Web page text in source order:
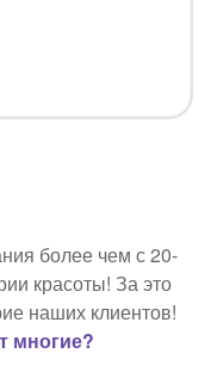
более чем с 20-
красоты! За это
наших клиентов!
многие?